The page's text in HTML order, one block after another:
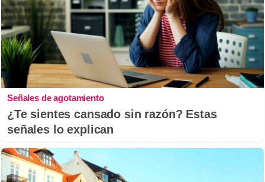
Señales de agotamiento
¿Te sientes cansado sin razón? Estas
señales lo explican